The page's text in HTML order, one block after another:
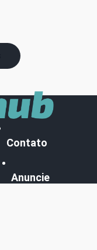
Contato
Anuncie